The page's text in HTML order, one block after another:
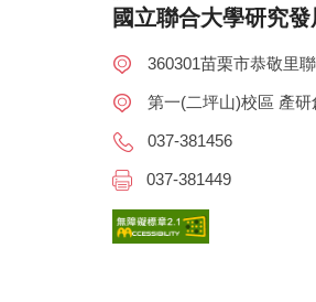
國立聯合大學研究
360301苗栗市恭敬里
第一(二坪山)校區 產
037-381456
037-381449